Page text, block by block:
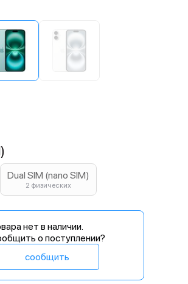
Dual SIM (nano SIM)
2 физических
нет в наличии.
о поступлении?
сообщить